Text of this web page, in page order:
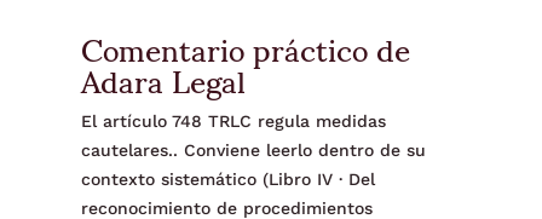
Comentario práctico de
Adara Legal
El artículo 748 TRLC regula medidas
cautelares.. Conviene leerlo dentro de su
contexto sistemático (Libro IV · Del
reconocimiento de procedimientos